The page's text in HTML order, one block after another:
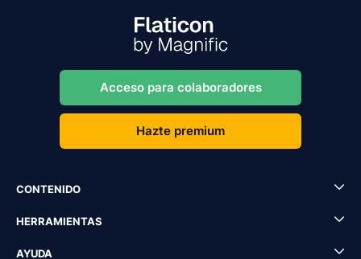
Acceso para colaboradores
Hazte premium
CONTENIDO
HERRAMIENTAS
AYUDA